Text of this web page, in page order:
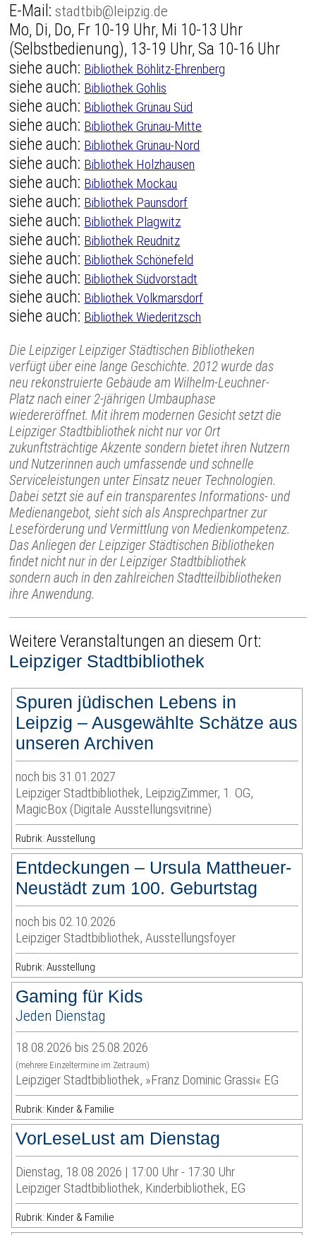
E-Mail: stadtbib@leipzig.de
Mo, Di, Do, Fr 10-19 Uhr, Mi 10-13 Uhr
(Selbstbedienung), 13-19 Uhr, Sa 10-16 Uhr
siehe auch: Bibliothek Böhlitz-Ehrenberg
siehe auch: Bibliothek Gohlis
siehe auch: Bibliothek Grünau Süd
siehe auch: Bibliothek Grünau-Mitte
siehe auch: Bibliothek Grünau-Nord
siehe auch: Bibliothek Holzhausen
siehe auch: Bibliothek Mockau
siehe auch: Bibliothek Paunsdorf
siehe auch: Bibliothek Plagwitz
siehe auch: Bibliothek Reudnitz
siehe auch: Bibliothek Schönefeld
siehe auch: Bibliothek Südvorstadt
siehe auch: Bibliothek Volkmarsdorf
siehe auch: Bibliothek Wiederitzsch
Die Leipziger Leipziger Städtischen Bibliotheken
verfügt über eine lange Geschichte. 2012 wurde das
neu rekonstruierte Gebäude am Wilhelm-Leuchner-
Platz nach einer 2-jährigen Umbauphase
wiedereröffnet. Mit ihrem modernen Gesicht setzt die
Leipziger Stadtbibliothek nicht nur vor Ort
zukunftsträchtige Akzente sondern bietet ihren Nutzern
und Nutzerinnen auch umfassende und schnelle
Serviceleistungen unter Einsatz neuer Technologien.
Dabei setzt sie auf ein transparentes Informations- und
Medienangebot, sieht sich als Ansprechpartner zur
Leseförderung und Vermittlung von Medienkompetenz.
Das Anliegen der Leipziger Städtischen Bibliotheken
findet nicht nur in der Leipziger Stadtbibliothek
sondern auch in den zahlreichen Stadtteilbibliotheken
ihre Anwendung.
Weitere Veranstaltungen an diesem Ort:
Leipziger Stadtbibliothek
Spuren jüdischen Lebens in
Leipzig – Ausgewählte Schätze aus
unseren Archiven
noch bis 31.01.2027
Leipziger Stadtbibliothek, LeipzigZimmer, 1. OG,
MagicBox (Digitale Ausstellungsvitrine)
Rubrik: Ausstellung
Entdeckungen – Ursula Mattheuer-
Neustädt zum 100. Geburtstag
noch bis 02.10.2026
Leipziger Stadtbibliothek, Ausstellungsfoyer
Rubrik: Ausstellung
Gaming für Kids
Jeden Dienstag
18.08.2026 bis 25.08.2026
(mehrere Einzeltermine im Zeitraum)
Leipziger Stadtbibliothek, »Franz Dominic Grassi« EG
Rubrik: Kinder & Familie
VorLeseLust am Dienstag
Dienstag, 18.08.2026 | 17:00 Uhr - 17:30 Uhr
Leipziger Stadtbibliothek, Kinderbibliothek, EG
Rubrik: Kinder & Familie